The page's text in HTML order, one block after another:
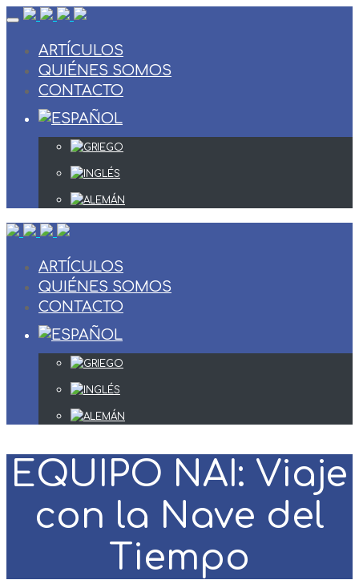
Skip
contentARTÍCULOS
QUIÉNES SOMOS
CONTACTO
ARTÍCULOS
QUIÉNES SOMOS
CONTACTO
EQUIPO NAI: Viaje
con la Nave del
Tiempo